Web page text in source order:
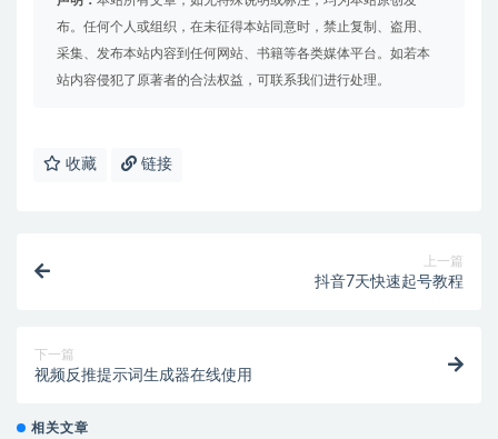
布。任何个人或组织，在未征得本站同意时，禁止复制、盗用、
采集、发布本站内容到任何网站、书籍等各类媒体平台。如若本
站内容侵犯了原著者的合法权益，可联系我们进行处理。
收藏 链接
上一篇
抖音7天快速起号教程
下一篇
视频反推提示词生成器在线使用
相关文章